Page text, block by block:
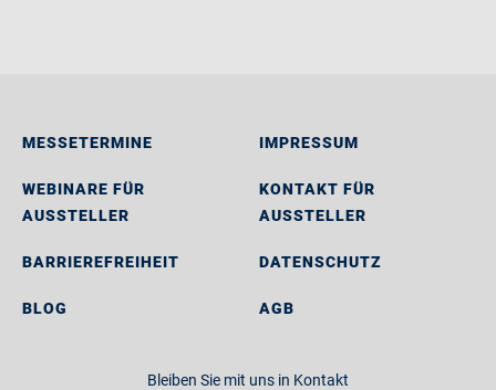
MESSETERMINE
WEBINARE FÜR
AUSSTELLER
BARRIEREFREIHEIT
BLOG
IMPRESSUM
KONTAKT FÜR
AUSSTELLER
DATENSCHUTZ
AGB
Bleiben Sie mit uns in Kontakt